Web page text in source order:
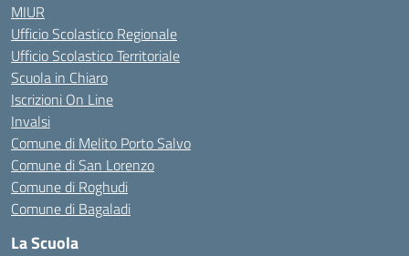
MIUR
Ufficio Scolastico Regionale
Ufficio Scolastico Territoriale
Scuola in Chiaro
Iscrizioni On Line
Invalsi
Comune di Melito Porto Salvo
Comune di San Lorenzo
Comune di Roghudi
Comune di Bagaladi
La Scuola